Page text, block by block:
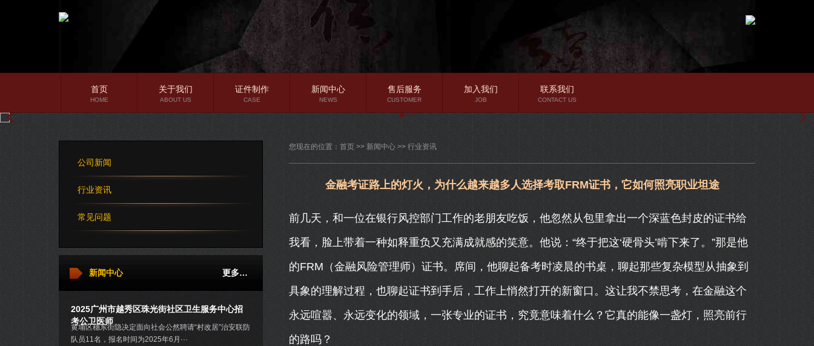
行业资讯
常见问题
首页
HOME
关于我们
ABOUT US
证件制作
CASE
新闻中心
NEWS
售后服务
CUSTOMER
加入我们
JOB
联系我们
CONTACT US
公司新闻
行业资讯
常见问题
更多…
新闻中心
2025广州市越秀区珠光街社区卫生服务中心招
考公卫医师
黄埔区穗东街隐决定面向社会公然聘请“村改居”治安联防
队员11名，报名时间为2025年6月···
您现在的位置： 首页 >> 新闻中心 >> 行业资讯
金融考证路上的灯火，为什么越来越多人选择考取FRM证书，它如何照亮职业坦途
前几天，和一位在银行风控部门工作的老朋友吃饭，他忽然从包里拿出一个深蓝色封皮的证书给
我看，脸上带着一种如释重负又充满成就感的笑意。他说：“终于把这‘硬骨头’啃下来了。”那是他
的FRM（金融风险管理师）证书。席间，他聊起备考时凌晨的书桌，聊起那些复杂模型从抽象到
具象的理解过程，也聊起证书到手后，工作上悄然打开的新窗口。这让我不禁思考，在金融这个
永远喧嚣、永远变化的领域，一张专业的证书，究竟意味着什么？它真的能像一盏灯，照亮前行
的路吗？